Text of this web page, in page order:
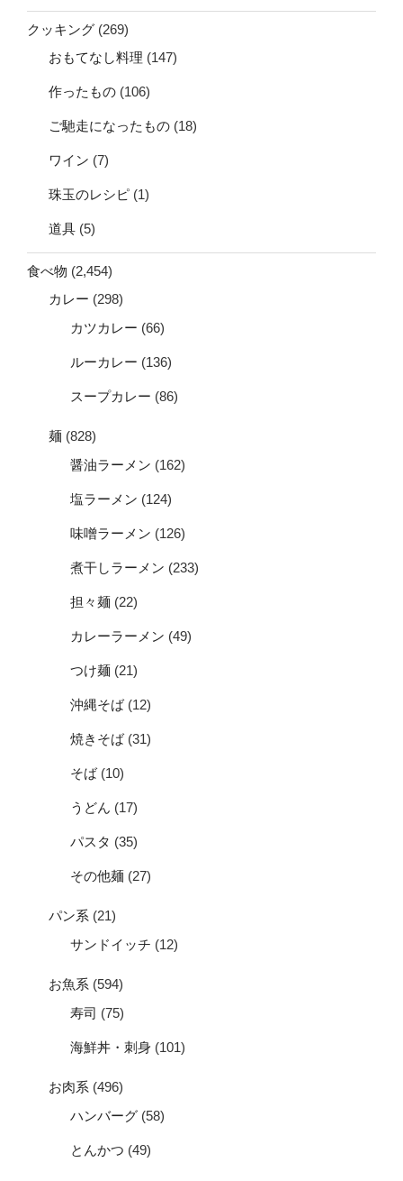
クッキング (269)
おもてなし料理 (147)
作ったもの (106)
ご馳走になったもの (18)
ワイン (7)
珠玉のレシピ (1)
道具 (5)
食べ物 (2,454)
カレー (298)
カツカレー (66)
ルーカレー (136)
スープカレー (86)
麺 (828)
醤油ラーメン (162)
塩ラーメン (124)
味噌ラーメン (126)
煮干しラーメン (233)
担々麺 (22)
カレーラーメン (49)
つけ麺 (21)
沖縄そば(12)
焼きそば(31)
そば(10)
うどん (17)
パスタ (35)
その他麺 (27)
パン系 (21)
サンドイッチ (12)
お魚系 (594)
寿司 (75)
海鮮丼・刺身 (101)
お肉系 (496)
ハンバーグ (58)
とんかつ (49)